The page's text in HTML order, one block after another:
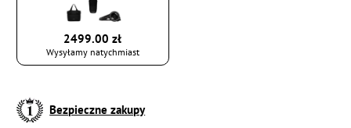
2499.00 zł
Wysyłamy natychmiast
Bezpieczne zakupy